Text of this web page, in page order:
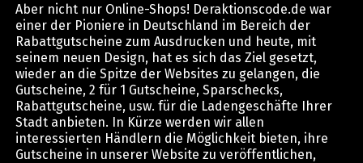
Aber nicht nur Online-Shops! Deraktionscode.de war
einer der Pioniere in Deutschland im Bereich der
Rabattgutscheine zum Ausdrucken und heute, mit
seinem neuen Design, hat es sich das Ziel gesetzt,
wieder an die Spitze der Websites zu gelangen, die
Gutscheine, 2 für 1 Gutscheine, Sparschecks,
Rabattgutscheine, usw. für die Ladengeschäfte Ihrer
Stadt anbieten. In Kürze werden wir allen
interessierten Händlern die Möglichkeit bieten, ihre
Gutscheine in unserer Website zu veröffentlichen,